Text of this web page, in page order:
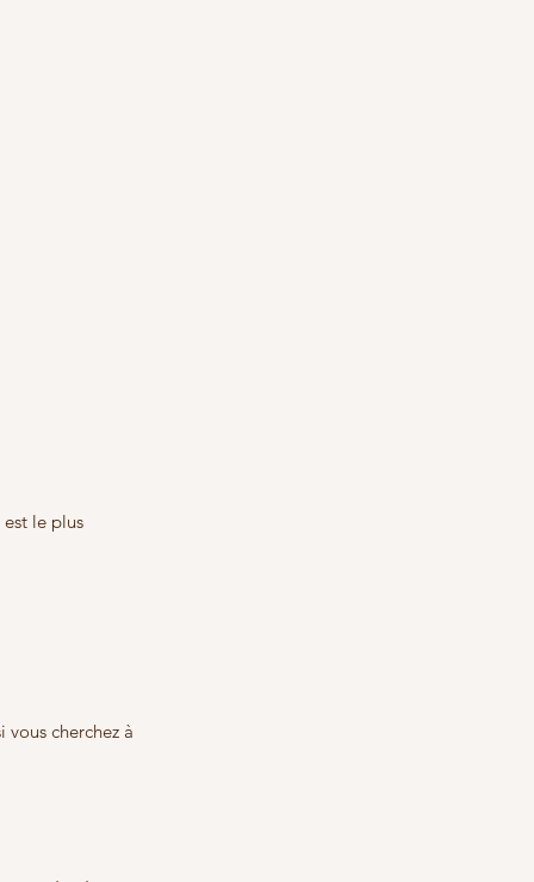
le plus
cherchez à